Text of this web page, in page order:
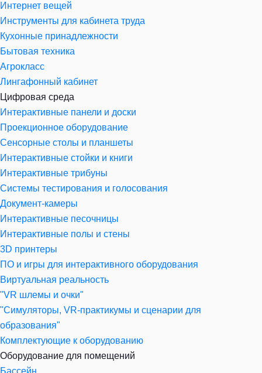
Интернет вещей
Инструменты для кабинета труда
Кухонные принадлежности
Бытовая техника
Агрокласс
Лингафонный кабинет
Цифровая среда
Интерактивные панели и доски
Проекционное оборудование
Сенсорные столы и планшеты
Интерактивные стойки и книги
Интерактивные трибуны
Системы тестирования и голосования
Документ-камеры
Интерактивные песочницы
Интерактивные полы и стены
3D принтеры
ПО и игры для интерактивного оборудования
Виртуальная реальность
"VR шлемы и очки"
"Симуляторы, VR-практикумы и сценарии для
образования"
Комплектующие к оборудованию
Оборудование для помещений
Бассейн